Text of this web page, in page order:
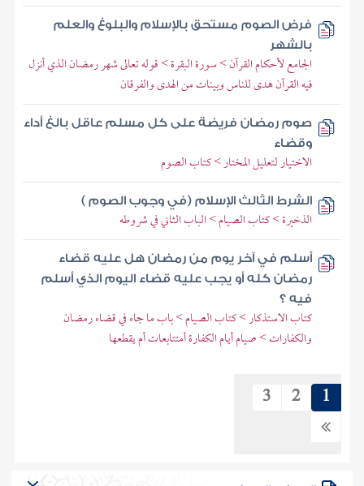
فرض الصوم مستحق بالإسلام والبلوغ والعلم
بالشهر
الجامع لأحكام القرآن > سورة البقرة > قوله تعالى شهر رمضان الذي أنزل
فيه القرآن هدى للناس وبينات من الهدى والفرقان
صوم رمضان فريضة على كل مسلم عاقل بالغ أداء
وقضاء
الاختيار لتعليل المختار > كتاب الصوم
الشرط الثالث الإسلام (في وجوب الصوم )
الذخيرة > كتاب الصيام > الباب الثاني في شروطه
أسلم في آخر يوم من رمضان هل عليه قضاء
رمضان كله أو يجب عليه قضاء اليوم الذي أسلم
فيه ؟
كتاب الاستذكار > كتاب الصيام > باب ما جاء في قضاء رمضان
والكفارات > صيام أيام الكفارة أمتتابعات أم يقطعها
1
2
3